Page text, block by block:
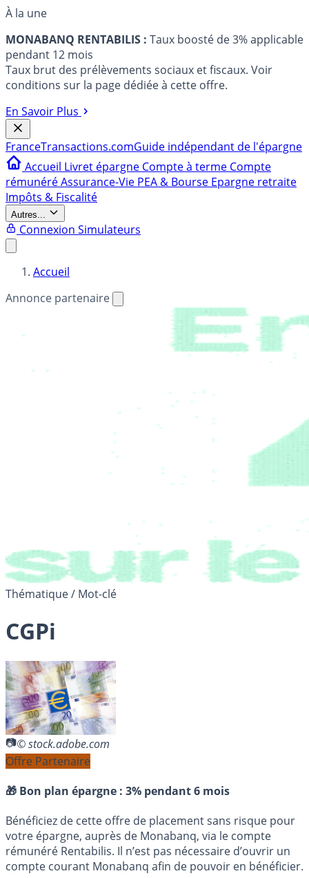
À la une
MONABANQ RENTABILIS : Taux boosté de 3% applicable
pendant 12 mois
Taux brut des prélèvements sociaux et fiscaux. Voir
conditions sur la page dédiée à cette offre.
En Savoir Plus
FranceTransactions.comGuide indépendant de l'épargne
Accueil Livret épargne Compte à terme Compte
rémunéréAssurance-Vie PEA & Bourse Epargne retraite
Impôts & Fiscalité
Autres...
Connexion Simulateurs
Accueil
Annonce partenaire
Thématique / Mot-clé
CGPi
© stock.adobe.com
Offre Partenaire
🎁 Bon plan épargne : 3% pendant 6 mois
Bénéficiez de cette offre de placement sans risque pour
votre épargne, auprès de Monabanq, via le compte
rémunéré Rentabilis. Il n’est pas nécessaire d’ouvrir un
compte courant Monabanq afin de pouvoir en bénéficier.